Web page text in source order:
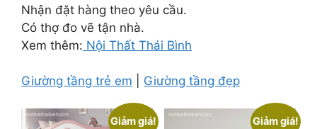
Nhận đặt hàng theo yêu cầu.
Có thợ đo vẽ tận nhà.
Xem thêm: Nội Thất Thái Bình
Giường tầng trẻ em Giường tầng đẹp
Giảm giá! Giảm giá!